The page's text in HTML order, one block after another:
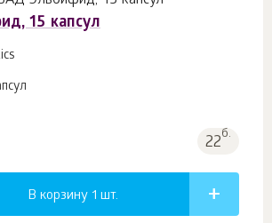
15 капсул
22б.
В корзину 1 шт.